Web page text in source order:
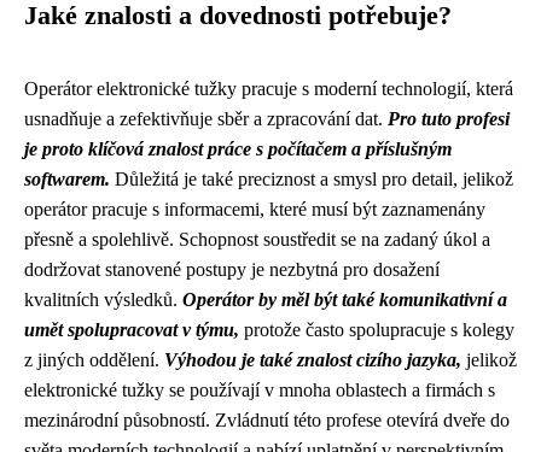
Jaké znalosti a dovednosti potřebuje?
Operátor elektronické tužky pracuje s moderní technologií, která
usnadňuje a zefektivňuje sběr a zpracování dat. Pro tuto profesi
je proto klíčová znalost práce s počítačem a příslušným
softwarem. Důležitá je také preciznost a smysl pro detail, jelikož
operátor pracuje s informacemi, které musí být zaznamenány
přesně a spolehlivě. Schopnost soustředit se na zadaný úkol a
dodržovat stanovené postupy je nezbytná pro dosažení
kvalitních výsledků. Operátor by měl být také komunikativní a
umět spolupracovat v týmu, protože často spolupracuje s kolegy
z jiných oddělení. Výhodou je také znalost cizího jazyka, jelikož
elektronické tužky se používají v mnoha oblastech a firmách s
mezinárodní působností. Zvládnutí této profese otevírá dveře do